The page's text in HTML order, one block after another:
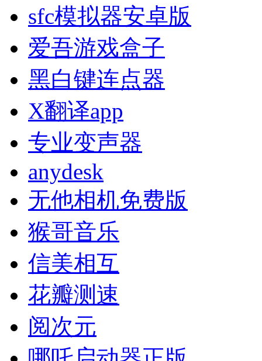
sfc模拟器安卓版
爱吾游戏盒子
黑白键连点器
X翻译app
专业变声器
anydesk
无他相机免费版
猴哥音乐
信美相互
花瓣测速
阅次元